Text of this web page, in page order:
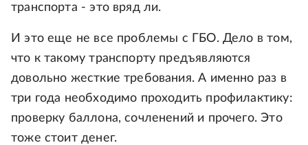
транспорта - это вряд ли.
И это еще не все проблемы с ГБО. Дело в том,
что к такому транспорту предъявляются
довольно жесткие требования. А именно раз в
три года необходимо проходить профилактику:
проверку баллона, сочленений и прочего. Это
тоже стоит денег.